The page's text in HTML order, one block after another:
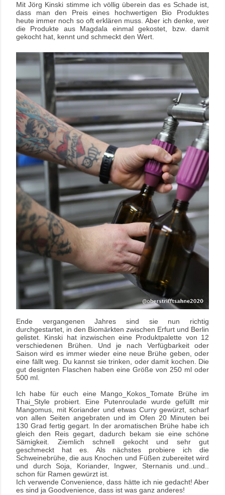
Mit Jörg Kinski stimme ich völlig überein das es Schade ist,
dass man den Preis eines hochwertigen Bio Produktes
heute immer noch so oft erklären muss. Aber ich denke, wer
die Produkte aus Magdala einmal gekostet, bzw. damit
gekocht hat, kennt und schmeckt den Wert.
Ende vergangenen Jahres sind sie nun richtig
durchgestartet, in den Biomärkten zwischen Erfurt und Berlin
gelistet. Kinski hat inzwischen eine Produktpalette von 12
verschiedenen Brühen. Und je nach Verfügbarkeit oder
Saison wird es immer wieder eine neue Brühe geben, oder
eine fällt weg. Du kannst sie trinken, oder damit kochen. Die
gut designten Flaschen haben eine Größe von 250 ml oder
500 ml.
Ich habe für euch eine Mango_Kokos_Tomate Brühe im
Thai_Style probiert. Eine Putenroulade wurde gefüllt mir
Mangomus, mit Koriander und etwas Curry gewürzt, scharf
von allen Seiten angebraten und im Ofen 20 Minuten bei
130 Grad fertig gegart. In der aromatischen Brühe habe ich
gleich den Reis gegart, dadurch bekam sie eine schöne
Sämigkeit. Ziemlich schnell gekocht und sehr gut
geschmeckt hat es. Als nächstes probiere ich die
Schweinebrühe, die aus Knochen und Füßen zubereitet wird
und durch Soja, Koriander, Ingwer, Sternanis und..und..
schon für Ramen gewürzt ist.
Ich verwende Convenience, dass hätte ich nie gedacht! Aber
es sind ja Goodvenience, dass ist was ganz anderes!